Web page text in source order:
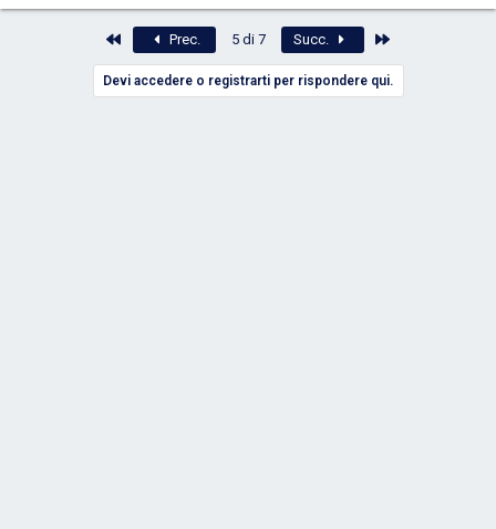
Primo Prec. 5 di 7 Succ.
Devi accedere o registrarti per rispondere qui.